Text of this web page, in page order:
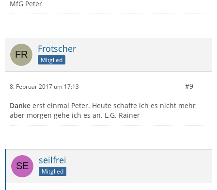
MfG Peter
Frotscher
Mitglied
8. Februar 2017 um 17:13 #9
Danke erst einmal Peter. Heute schaffe ich es nicht mehr
aber morgen gehe ich es an. L.G. Rainer
seilfrei
Mitglied